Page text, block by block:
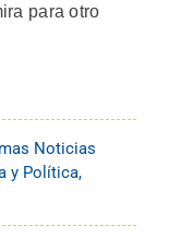
para otro
Noticias
y Política,